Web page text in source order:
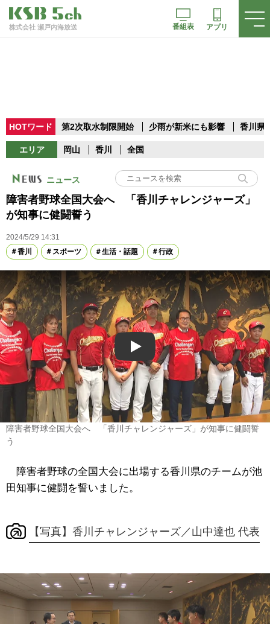
株式会社 瀬戸内海放送 番組表 アプリ
HOTワード 第2次取水制限開始 少雨が新米にも影響 香川県
エリア 岡山 香川 全国
ニュース
障害者野球全国大会へ 「香川チャレンジャーズ」
が知事に健闘誓う
2024/5/29 14:31
香川
スポーツ 生活・話題 行政
Play
障害者野球全国大会へ 「香川チャレンジャーズ」が知事に健闘誓
う
障害者野球の全国大会に出場する香川県のチームが池
田知事に健闘を誓いました。
【写真】香川チャレンジャーズ／山中達也 代表